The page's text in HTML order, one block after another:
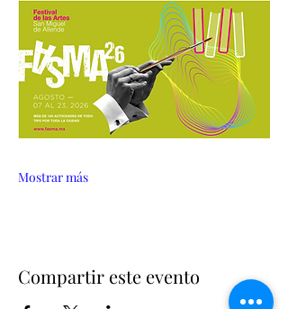
Mostrar más
Compartir este evento